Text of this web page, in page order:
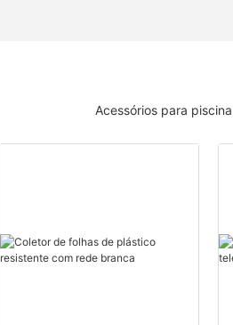
Acessórios para piscina